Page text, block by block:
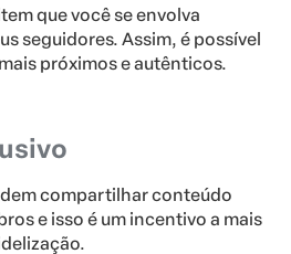
que você se envolva
seguidores. Assim, é possível
próximos e autênticos.
compartilhar conteúdo
e isso é um incentivo a mais